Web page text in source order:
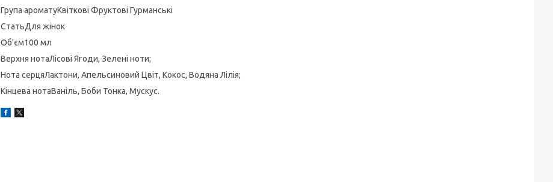
Група ароматуКвіткові Фруктові Гурманські
СтатьДля жінок
Об'єм100 мл
Верхня нотаЛісові Ягоди, Зелені ноти;
Нота серцяЛактони, Апельсиновий Цвіт, Кокос, Водяна Лілія;
Кінцева нотаВаніль, Боби Тонка, Мускус.